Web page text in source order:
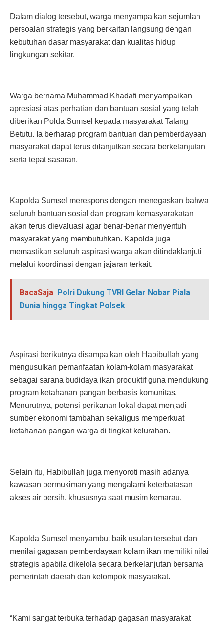
Dalam dialog tersebut, warga menyampaikan sejumlah
persoalan strategis yang berkaitan langsung dengan
kebutuhan dasar masyarakat dan kualitas hidup
lingkungan sekitar.
Warga bernama Muhammad Khadafi menyampaikan
apresiasi atas perhatian dan bantuan sosial yang telah
diberikan Polda Sumsel kepada masyarakat Talang
Betutu. Ia berharap program bantuan dan pemberdayaan
masyarakat dapat terus dilanjutkan secara berkelanjutan
serta tepat sasaran.
Kapolda Sumsel merespons dengan menegaskan bahwa
seluruh bantuan sosial dan program kemasyarakatan
akan terus dievaluasi agar benar-benar menyentuh
masyarakat yang membutuhkan. Kapolda juga
memastikan seluruh aspirasi warga akan ditindaklanjuti
melalui koordinasi dengan jajaran terkait.
BacaSaja Polri Dukung TVRI Gelar Nobar Piala
Dunia hingga Tingkat Polsek
Aspirasi berikutnya disampaikan oleh Habibullah yang
mengusulkan pemanfaatan kolam-kolam masyarakat
sebagai sarana budidaya ikan produktif guna mendukung
program ketahanan pangan berbasis komunitas.
Menurutnya, potensi perikanan lokal dapat menjadi
sumber ekonomi tambahan sekaligus memperkuat
ketahanan pangan warga di tingkat kelurahan.
Selain itu, Habibullah juga menyoroti masih adanya
kawasan permukiman yang mengalami keterbatasan
akses air bersih, khususnya saat musim kemarau.
Kapolda Sumsel menyambut baik usulan tersebut dan
menilai gagasan pemberdayaan kolam ikan memiliki nilai
strategis apabila dikelola secara berkelanjutan bersama
pemerintah daerah dan kelompok masyarakat.
“Kami sangat terbuka terhadap gagasan masyarakat